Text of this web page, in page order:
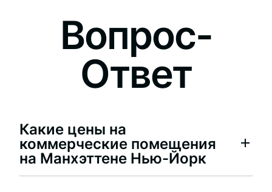
Вопрос-
Ответ
Какие цены на
коммерческие помещения
на Манхэттене Нью-Йорк